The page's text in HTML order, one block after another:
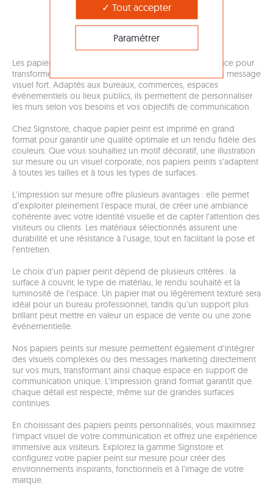
PAPIERS PEINTS
Les papiers peints sur mesure offrent une solution efficace pour
transformer des espaces intérieurs tout en véhiculant un message
visuel fort. Adaptés aux bureaux, commerces, espaces
événementiels ou lieux publics, ils permettent de personnaliser
les murs selon vos besoins et vos objectifs de communication.
Chez Signstore, chaque papier peint est imprimé en grand
format pour garantir une qualité optimale et un rendu fidèle des
couleurs. Que vous souhaitiez un motif décoratif, une illustration
sur mesure ou un visuel corporate, nos papiers peints s’adaptent
à toutes les tailles et à tous les types de surfaces.
L’impression sur mesure offre plusieurs avantages : elle permet
d’exploiter pleinement l’espace mural, de créer une ambiance
cohérente avec votre identité visuelle et de capter l’attention des
visiteurs ou clients. Les matériaux sélectionnés assurent une
durabilité et une résistance à l’usage, tout en facilitant la pose et
l’entretien.
Le choix d’un papier peint dépend de plusieurs critères : la
surface à couvrir, le type de matériau, le rendu souhaité et la
luminosité de l’espace. Un papier mat ou légèrement texturé sera
idéal pour un bureau professionnel, tandis qu’un support plus
brillant peut mettre en valeur un espace de vente ou une zone
événementielle.
Nos papiers peints sur mesure permettent également d’intégrer
des visuels complexes ou des messages marketing directement
sur vos murs, transformant ainsi chaque espace en support de
communication unique. L’impression grand format garantit que
chaque détail est respecté, même sur de grandes surfaces
continues.
En choisissant des papiers peints personnalisés, vous maximisez
l’impact visuel de votre communication et offrez une expérience
immersive aux visiteurs. Explorez la gamme Signstore et
configurez votre papier peint sur mesure pour créer des
environnements inspirants, fonctionnels et à l’image de votre
marque.
Tout accepter
Paramétrer